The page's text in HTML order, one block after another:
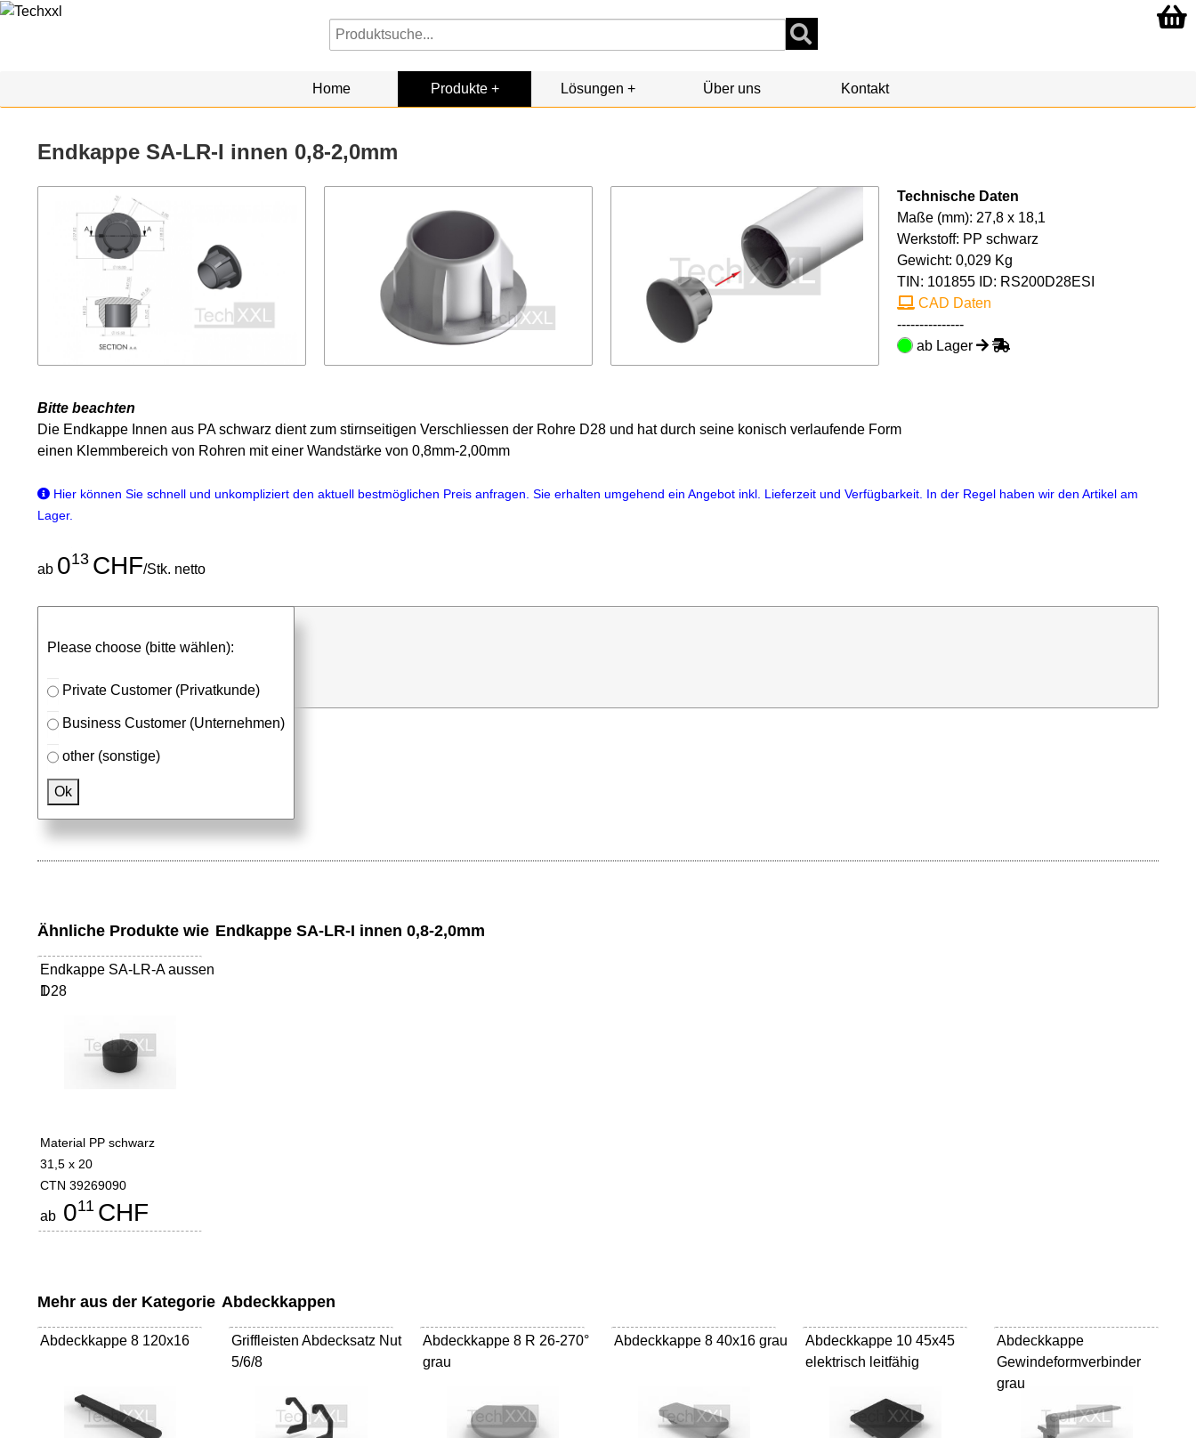
Home Produkte Lösungen Über uns Kontakt
Endkappe SA-LR-I innen 0,8-2,0mm
Technische Daten
Maße (mm): 27,8 x 18,1
Werkstoff: PP schwarz
Gewicht: 0,029 Kg
TIN: 101855 ID: RS200D28ESI
CAD Daten
---------------
ab Lager
Bitte beachten
Die Endkappe Innen aus PA schwarz dient zum stirnseitigen Verschliessen der Rohre D28 und hat durch seine konisch verlaufende Form
einen Klemmbereich von Rohren mit einer Wandstärke von 0,8mm-2,00mm
Hier können Sie schnell und unkompliziert den aktuell bestmöglichen Preis anfragen. Sie erhalten umgehend ein Angebot inkl. Lieferzeit und Verfügbarkeit. In der Regel haben wir den Artikel am
Lager.
ab 013 CHF/Stk. netto
Please choose (bitte wählen):
Private Customer (Privatkunde)
Business Customer (Unternehmen)
other (sonstige)
Ok
⮮
Stk. in Anfrageliste
Passendes Zubehör
Aluprofile
Ähnliche Produkte wie Endkappe SA-LR-I innen 0,8-2,0mm
Endkappe SA-LR-A aussen
D28
1
Material PP schwarz
31,5 x 20
CTN 39269090
ab 011 CHF
Mehr aus der Kategorie Abdeckkappen
Abdeckkappe 8 120x16
Griffleisten Abdecksatz Nut
5/6/8
Abdeckkappe 8 R 26-270°
grau
Abdeckkappe 8 40x16 grau
Abdeckkappe 10 45x45
elektrisch leitfähig
Abdeckkappe
Gewindeformverbinder
grau